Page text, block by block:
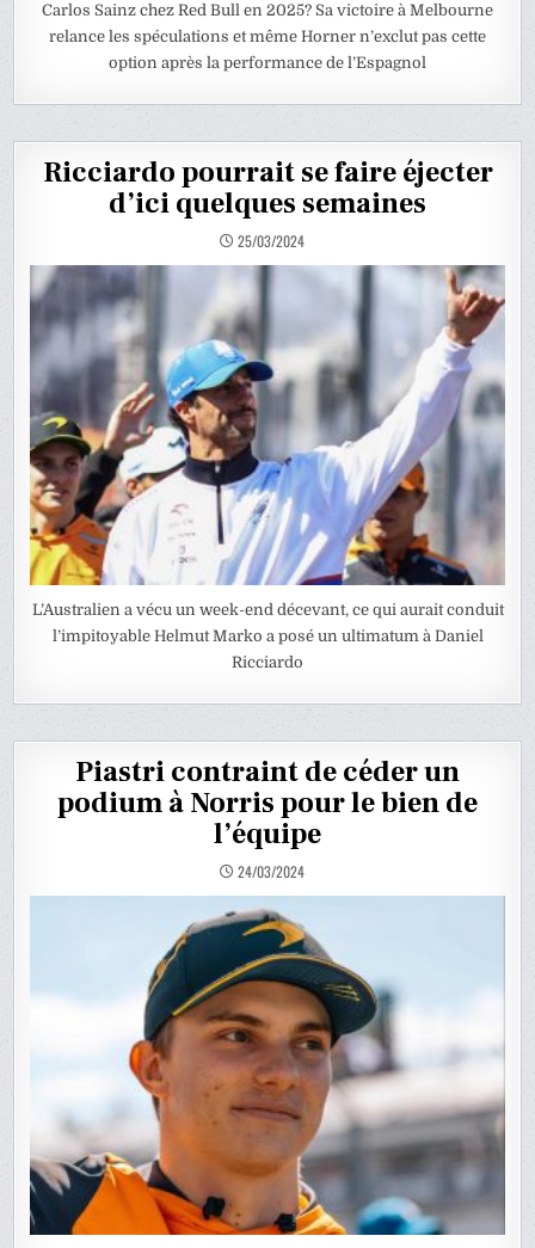
Carlos Sainz chez Red Bull en 2025? Sa victoire à Melbourne
relance les spéculations et même Horner n’exclut pas cette
option après la performance de l’Espagnol
Ricciardo pourrait se faire éjecter
d’ici quelques semaines
25/03/2024
L’Australien a vécu un week-end décevant, ce qui aurait conduit
l’impitoyable Helmut Marko a posé un ultimatum à Daniel
Ricciardo
Piastri contraint de céder un
podium à Norris pour le bien de
l’équipe
24/03/2024